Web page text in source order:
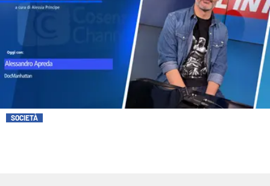
SOCIETÀ